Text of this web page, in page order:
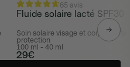
NOUVEAUTÉ
65 avis
Fluide solaire lacté SPF30
Soin solaire visage et corps haute
protection
100 ml - 40 ml
29€